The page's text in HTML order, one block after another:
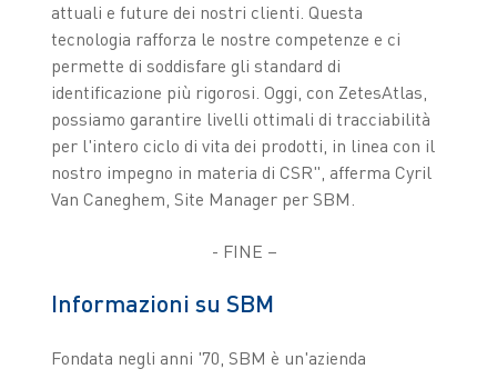
attuali e future dei nostri clienti. Questa
tecnologia rafforza le nostre competenze e ci
permette di soddisfare gli standard di
identificazione più rigorosi. Oggi, con ZetesAtlas,
possiamo garantire livelli ottimali di tracciabilità
per l'intero ciclo di vita dei prodotti, in linea con il
nostro impegno in materia di CSR", afferma Cyril
Van Caneghem, Site Manager per SBM.
- FINE –
Informazioni su SBM
Fondata negli anni '70, SBM è un'azienda